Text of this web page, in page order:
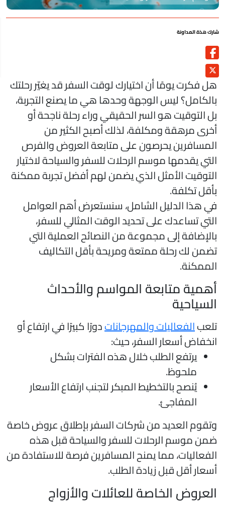
هذة المداونة
فكرت يومًا أن اختيارك لوقت السفر قد يغيّر رحلتك
ليس الوجهة وحدها هي ما يصنع التجربة،
التوقيت هو السر الحقيقي وراء رحلة ناجحة أو
مرهقة ومكلفة، لذلك أصبح الكثير من
يحرصون على متابعة العروض والفرص
يقدمها موسم الرحلات للسفر والسياحة لاختيار
الأمثل الذي يضمن لهم أفضل تجربة ممكنة
تكلفة.
هذا الدليل الشامل، سنستعرض أهم العوامل
تساعدك على تحديد الوقت المثالي للسفر،
إلى مجموعة من النصائح العملية التي
لك رحلة ممتعة ومريحة بأقل التكاليف
متابعة المواسم والأحداث
الفعاليات والمهرجاناتدورًا كبيرًا في ارتفاع أو
أسعار السفر، حيث:
يرتفع الطلب خلال هذه الفترات بشكل
ملحوظ.
يُنصح بالتخطيط المبكر لتجنب ارتفاع الأسعار
المفاجئ.
العديد من شركات السفر بإطلاق عروض خاصة
موسم الرحلات للسفر والسياحة قبل هذه
مما يمنح المسافرين فرصة للاستفادة من
أقل قبل زيادة الطلب.
الخاصة للعائلات والأزواج